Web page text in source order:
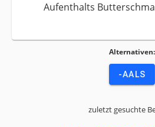
Aufenthalts
Alternativen:
-AALS
zuletzt gesuchte